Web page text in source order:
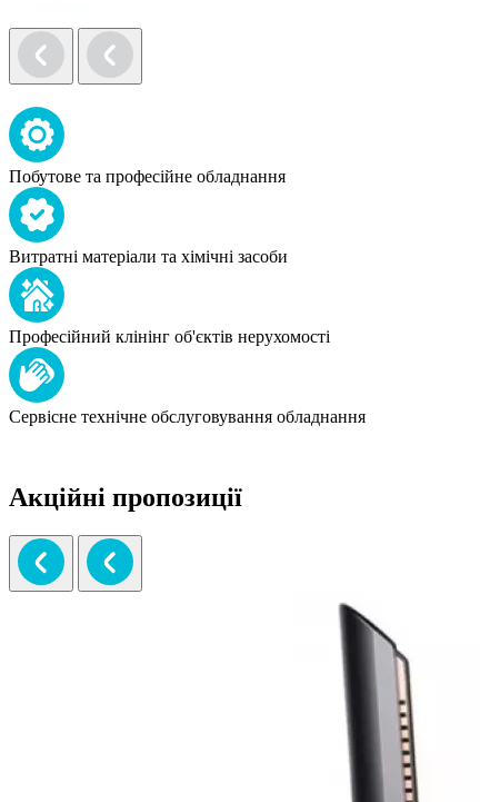
Побутове та професійне обладнання
Витратні матеріали та хімічні засоби
Професійний клінінг об'єктів нерухомості
Сервісне технічне обслуговування обладнання
Акційні пропозиції